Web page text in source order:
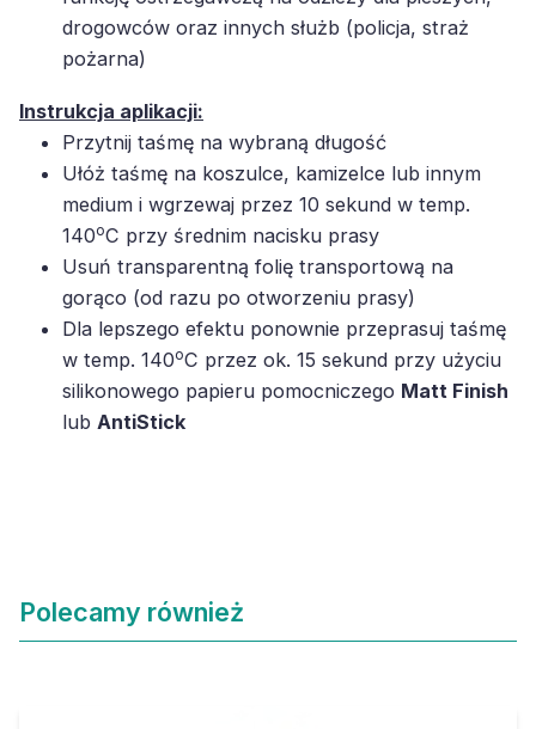
drogowców oraz innych służb (policja, straż
pożarna)
Instrukcja aplikacji:
Przytnij taśmę na wybraną długość
Ułóż taśmę na koszulce, kamizelce lub innym
medium i wgrzewaj przez 10 sekund w temp.
140oC przy średnim nacisku prasy
Usuń transparentną folię transportową na
gorąco (od razu po otworzeniu prasy)
Dla lepszego efektu ponownie przeprasuj taśmę
w temp. 140oC przez ok. 15 sekund przy użyciu
silikonowego papieru pomocniczego Matt Finish
lub AntiStick
Polecamy również